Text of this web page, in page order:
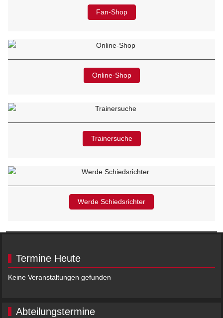
Fan-Shop
Online-Shop
Trainersuche
Werde Schiedsrichter
Termine Heute
Keine Veranstaltungen gefunden
Abteilungstermine